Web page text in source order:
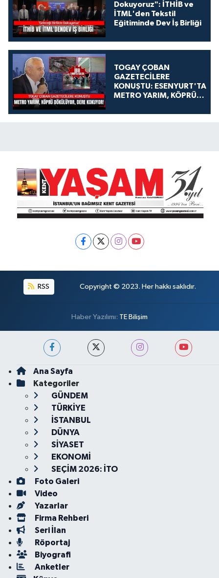
Dokuyoruz": İTHİB ve
İTML'den Tekstil
Eğitiminde Dev İş Birliği
TOGAY ÇOBAN
GAZETECİLERE
KONUŞTU: ESENYURT'TA
METRO YARIM, KÖPRÜ
KOKUYOR!
RSS Copyright © 2023. Her hakkı saklıdır.
Haber Yazılımı: TE Bilişim
Ana Sayfa
Kategoriler
GÜNDEM
TÜRKİYE
İSTANBUL
DÜNYA
SİYASET
EKONOMİ
SEÇİM 2026: İTO
Foto Galeri
Video
Yazarlar
Firma Rehberi
Seri İlan
Röportaj
Biyografi
Anketler